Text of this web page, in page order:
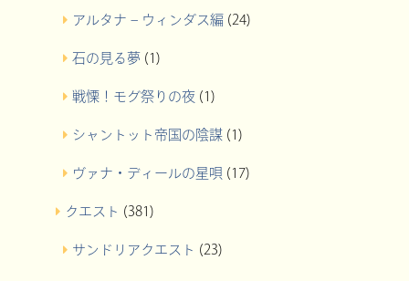
アルタナ – ウィンダス編 (24)
石の見る夢 (1)
戦慄！モグ祭りの夜(1)
シャントット帝国の陰謀(1)
ヴァナ・ディールの星唄 (17)
クエスト (381)
サンドリアクエスト (23)